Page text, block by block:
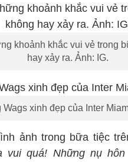
khoảnh khắc vui vẻ trong
hay xảy ra. Ảnh: IG.
Wags xinh đẹp của Inter
ảnh trong bữa tiệc
quá! Những nụ hôn